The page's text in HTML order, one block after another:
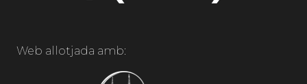
Web allotjada amb: